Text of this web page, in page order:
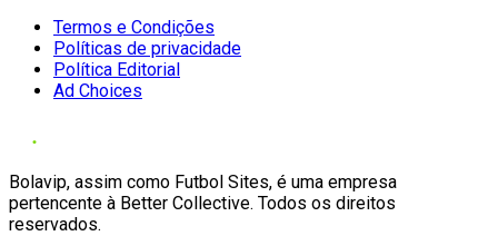
Termos e Condições
Políticas de privacidade
Política Editorial
Ad Choices
Bolavip, assim como Futbol Sites, é uma empresa
pertencente à Better Collective. Todos os direitos
reservados.